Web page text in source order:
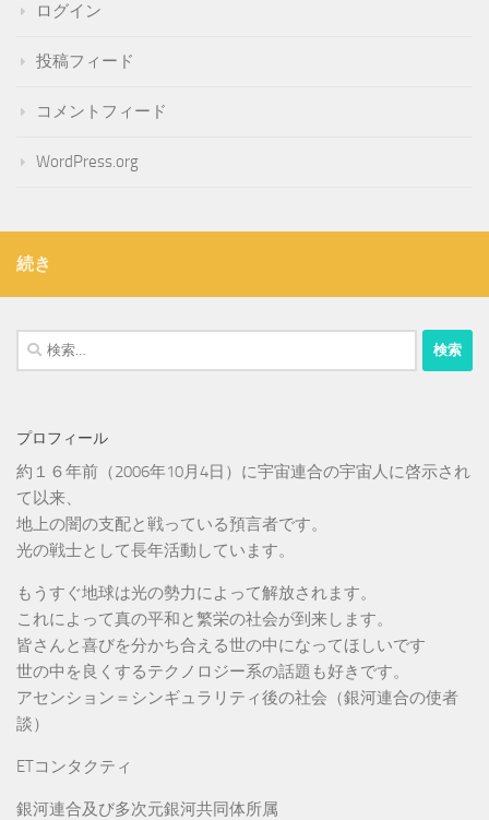
ログイン
投稿フィード
コメントフィード
WordPress.org
続き
検
索:
プロフィール
約１６年前（2006年10月4日）に宇宙連合の宇宙人に啓示され
て以来、
地上の闇の支配と戦っている預言者です。
光の戦士として長年活動しています。
もうすぐ地球は光の勢力によって解放されます。
これによって真の平和と繁栄の社会が到来します。
皆さんと喜びを分かち合える世の中になってほしいです
世の中を良くするテクノロジー系の話題も好きです。
アセンション＝シンギュラリティ後の社会（銀河連合の使者
談）
ETコンタクティ
銀河連合及び多次元銀河共同体所属